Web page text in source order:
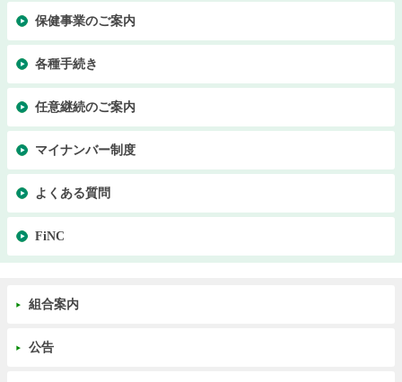
保健事業のご案内
各種手続き
任意継続のご案内
マイナンバー制度
よくある質問
FiNC
組合案内
公告